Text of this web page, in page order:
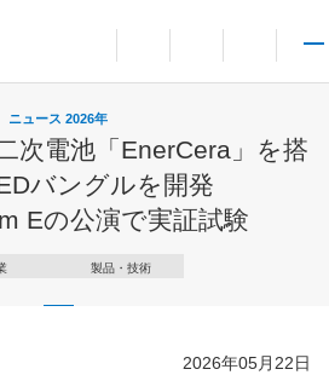
言語切り替えメニュー
サイト内検索を開
お問い合わせ
メイ
ニュース 2026年
次電池「EnerCera」を搭
バングルを開発
Eの公演で実証試験
製品・技術
2026年05月22日